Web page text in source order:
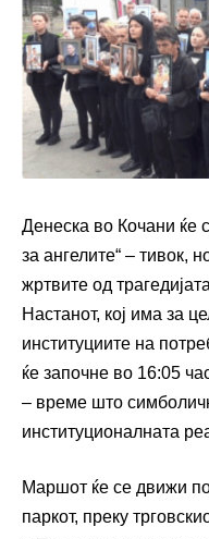
Денеска во Кочани ќе
за ангелите“ – тивок,
жртвите од
Настанот, кој има за
институциите на
ќе започне во 16:05
– време што
институционалната
Маршот ќе се движи
паркот, преку